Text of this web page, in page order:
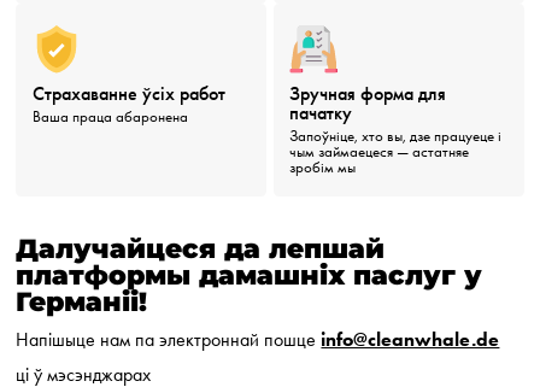
Страхаванне ўсіх работ
Ваша праца абаронена
Зручная форма для
пачатку
Запоўніце, хто вы, дзе працуеце і
чым займаецеся — астатняе
зробім мы
Далучайцеся да лепшай
платформы дамашніх паслуг у
Германіі!
Напішыце нам па электроннай пошцеinfo@cleanwhale.de
ці ў мэсэнджарах